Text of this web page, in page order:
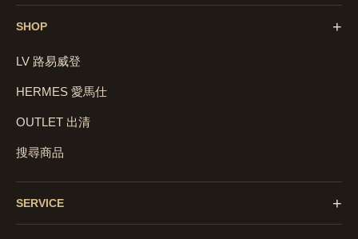
SHOP +
LV 路易威登
HERMES 愛馬仕
OUTLET 出清
搜尋商品
SERVICE +